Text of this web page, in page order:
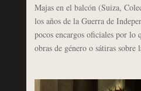
Majas en el balcón (Suiza,
los años de la Guerra de
pocos encargos oficiales por lo
obras de género o sátiras sobre